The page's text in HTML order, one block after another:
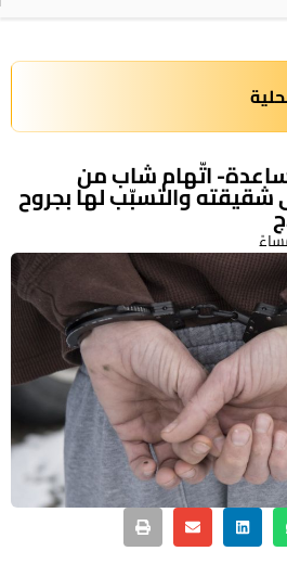
اتّهام شاب من
شقيقته والتسبّب لها بجروح